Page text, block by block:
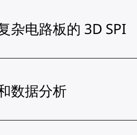
杂电路板的 3D SPI
数据分析